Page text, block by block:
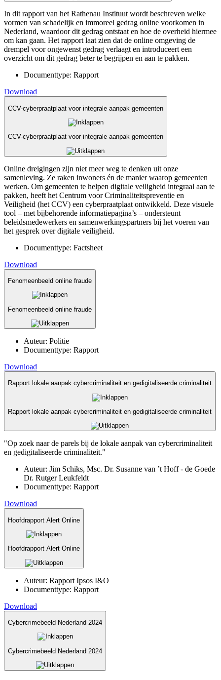
In dit rapport van het Rathenau Instituut wordt beschreven welke
vormen van schadelijk en immoreel gedrag online voorkomen in
Nederland, waardoor dit gedrag ontstaat en hoe de overheid hiermee
om kan gaan. Het rapport laat zien dat de online omgeving de
drempel voor ongewenst gedrag verlaagt en introduceert een
overzicht om dit gedrag beter te begrijpen en aan te pakken.
Documenttype: Rapport
Download
CCV-cyberpraatplaat voor integrale aanpak gemeenten
CCV-cyberpraatplaat voor integrale aanpak gemeenten
Online dreigingen zijn niet meer weg te denken uit onze
samenleving. Ze raken inwoners én de manier waarop gemeenten
werken. Om gemeenten te helpen digitale veiligheid integraal aan te
pakken, heeft het Centrum voor Criminaliteitspreventie en
Veiligheid (het CCV) een cyberpraatplaat ontwikkeld. Deze visuele
tool – met bijbehorende informatiepagina’s – ondersteunt
beleidsmedewerkers en samenwerkingspartners bij het voeren van
het gesprek over digitale veiligheid.
Documenttype: Factsheet
Download
Fenomeenbeeld online fraude
Fenomeenbeeld online fraude
Auteur: Politie
Documenttype: Rapport
Download
Rapport lokale aanpak cybercriminaliteit en gedigitaliseerde criminaliteit
Rapport lokale aanpak cybercriminaliteit en gedigitaliseerde criminaliteit
"Op zoek naar de parels bij de lokale aanpak van cybercriminaliteit
en gedigitaliseerde criminaliteit."
Auteur: Jim Schiks, Msc. Dr. Susanne van ’t Hoff - de Goede
Dr. Rutger Leukfeldt
Documenttype: Rapport
Download
Hoofdrapport Alert Online
Hoofdrapport Alert Online
Auteur: Rapport Ipsos I&O
Documenttype: Rapport
Download
Cybercrimebeeld Nederland 2024
Cybercrimebeeld Nederland 2024